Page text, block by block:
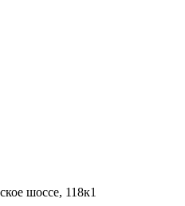
шоссе, 118к1